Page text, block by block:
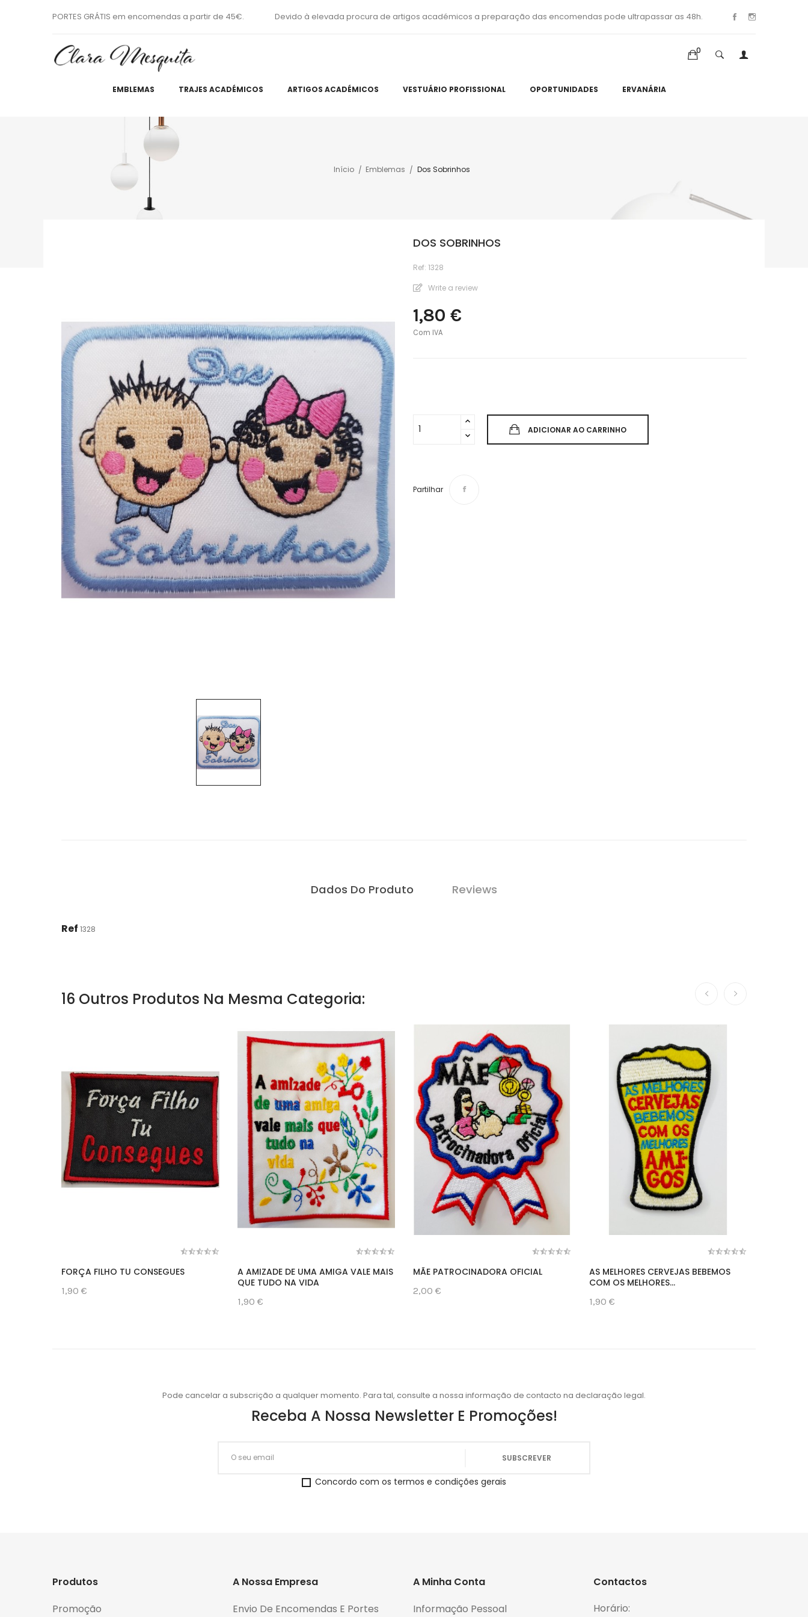
PORTES GRÁTIS em encomendas a partir de 45€. Devido à elevada procura de artigos académicos a preparação das encomendas pode ultrapassar as 48h.
0
EMBLEMAS TRAJES ACADÉMICOS ARTIGOS ACADÉMICOS VESTUÁRIO PROFISSIONAL OPORTUNIDADES ERVANÁRIA
Início Emblemas Dos Sobrinhos
DOS SOBRINHOS
Ref: 1328
Write a review
1,80 €
Com IVA
ADICIONAR AO CARRINHO
Partilhar
Dados Do Produto Reviews
Ref 1328
16 Outros Produtos Na Mesma Categoria:
FORÇA FILHO TU CONSEGUES
1,90 €
A AMIZADE DE UMA AMIGA VALE MAIS
QUE TUDO NA VIDA
1,90 €
MÃE PATROCINADORA OFICIAL
2,00 €
AS MELHORES CERVEJAS BEBEMOS
COM OS MELHORES...
1,90 €
Pode cancelar a subscrição a qualquer momento. Para tal, consulte a nossa informação de contacto na declaração legal.
Receba A Nossa Newsletter E Promoções!
Concordo com os termos e condições gerais
Produtos
Promoção
A Nossa Empresa
Envio De Encomendas E Portes
A Minha Conta
Informação Pessoal
Contactos
Horário: